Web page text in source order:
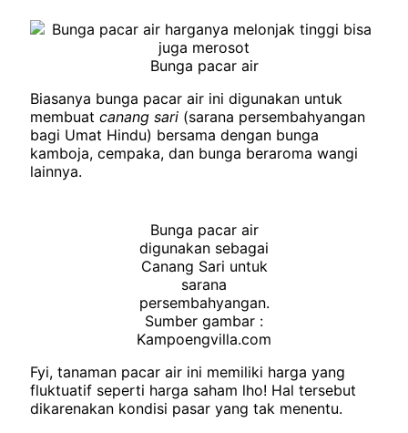
Bunga pacar air
Biasanya bunga pacar air ini digunakan untuk
membuat canang sari (sarana persembahyangan
bagi Umat Hindu) bersama dengan bunga
kamboja, cempaka, dan bunga beraroma wangi
lainnya.
Bunga pacar air
digunakan sebagai
Canang Sari untuk
sarana
persembahyangan.
Sumber gambar :
Kampoengvilla.com
Fyi, tanaman pacar air ini memiliki harga yang
fluktuatif seperti harga saham lho! Hal tersebut
dikarenakan kondisi pasar yang tak menentu.